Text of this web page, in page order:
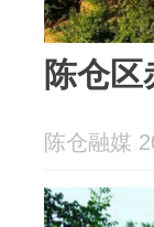
陈仓
陈仓融媒